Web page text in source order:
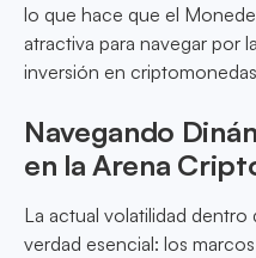
lo que hace que el
atractiva para navegar por
inversión en
Navegando
en la Arena
La actual volatilidad
verdad esencial: los